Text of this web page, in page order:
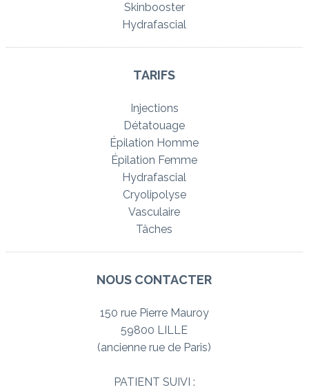
Skinbooster
Hydrafascial
TARIFS
Injections
Détatouage
Épilation Homme
Épilation Femme
Hydrafascial
Cryolipolyse
Vasculaire
Tâches
NOUS CONTACTER
150 rue Pierre Mauroy
59800 LILLE
(ancienne rue de Paris)
PATIENT SUIVI :